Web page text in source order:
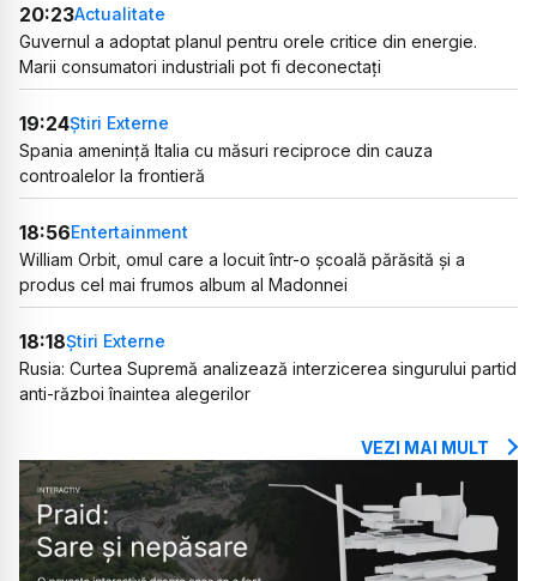
20:23Actualitate
Guvernul a adoptat planul pentru orele critice din energie.
Marii consumatori industriali pot fi deconectați
19:24Știri Externe
Spania amenință Italia cu măsuri reciproce din cauza
controalelor la frontieră
18:56Entertainment
William Orbit, omul care a locuit într-o școală părăsită și a
produs cel mai frumos album al Madonnei
18:18Știri Externe
Rusia: Curtea Supremă analizează interzicerea singurului partid
anti-război înaintea alegerilor
VEZI MAI MULT